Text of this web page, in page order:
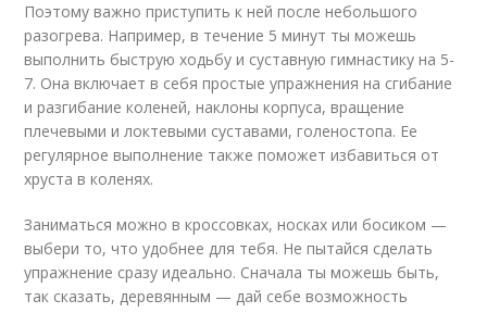
Поэтому важно приступить к ней после небольшого
разогрева. Например, в течение 5 минут ты можешь
выполнить быструю ходьбу и суставную гимнастику на 5-
7. Она включает в себя простые упражнения на сгибание
и разгибание коленей, наклоны корпуса, вращение
плечевыми и локтевыми суставами, голеностопа. Ее
регулярное выполнение также поможет избавиться от
хруста в коленях.
Заниматься можно в кроссовках, носках или босиком —
выбери то, что удобнее для тебя. Не пытайся сделать
упражнение сразу идеально. Сначала ты можешь быть,
так сказать, деревянным — дай себе возможность